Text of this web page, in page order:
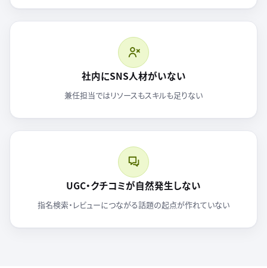
社内にSNS人材がいない
兼任担当ではリソースもスキルも足りない
UGC・クチコミが自然発生しない
指名検索・レビューにつながる話題の起点が作れていない